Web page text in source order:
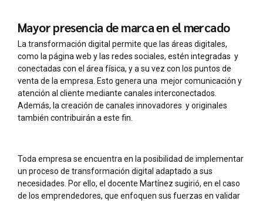
Mayor presencia de marca en el mercado
La transformación digital permite que las áreas digitales,
como la página web y las redes sociales, estén integradas y
conectadas con el área física, y a su vez con los puntos de
venta de la empresa. Esto genera una mejor comunicación y
atención al cliente mediante canales interconectados.
Además, la creación de canales innovadores y originales
también contribuirán a este fin.
Toda empresa se encuentra en la posibilidad de implementar
un proceso de transformación digital adaptado a sus
necesidades. Por ello, el docente Martínez sugirió, en el caso
de los emprendedores, que enfoquen sus fuerzas en validar